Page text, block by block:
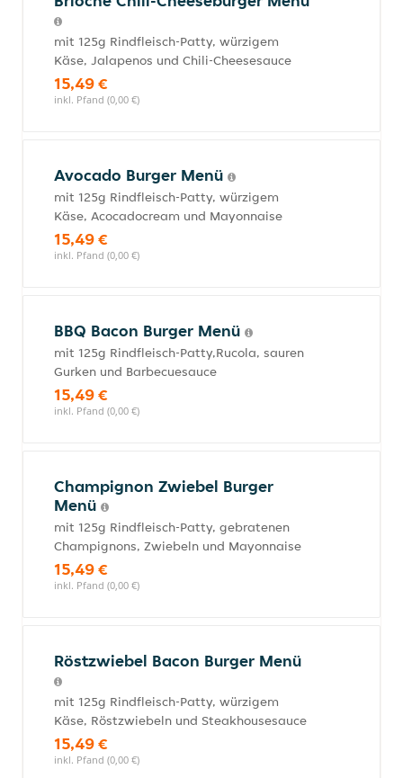
mit 125g Rindfleisch-Patty, würzigem
Käse, Jalapenos und Chili-Cheesesauce
15,49 €
inkl. Pfand (0,00 €)
Avocado Burger Menü
mit 125g Rindfleisch-Patty, würzigem
Käse, Acocadocream und Mayonnaise
15,49 €
inkl. Pfand (0,00 €)
BBQ Bacon Burger Menü
mit 125g Rindfleisch-Patty,Rucola, sauren
Gurken und Barbecuesauce
15,49 €
inkl. Pfand (0,00 €)
Champignon Zwiebel Burger
Menü
mit 125g Rindfleisch-Patty, gebratenen
Champignons, Zwiebeln und Mayonnaise
15,49 €
inkl. Pfand (0,00 €)
Röstzwiebel Bacon Burger Menü
mit 125g Rindfleisch-Patty, würzigem
Käse, Röstzwiebeln und Steakhousesauce
15,49 €
inkl. Pfand (0,00 €)